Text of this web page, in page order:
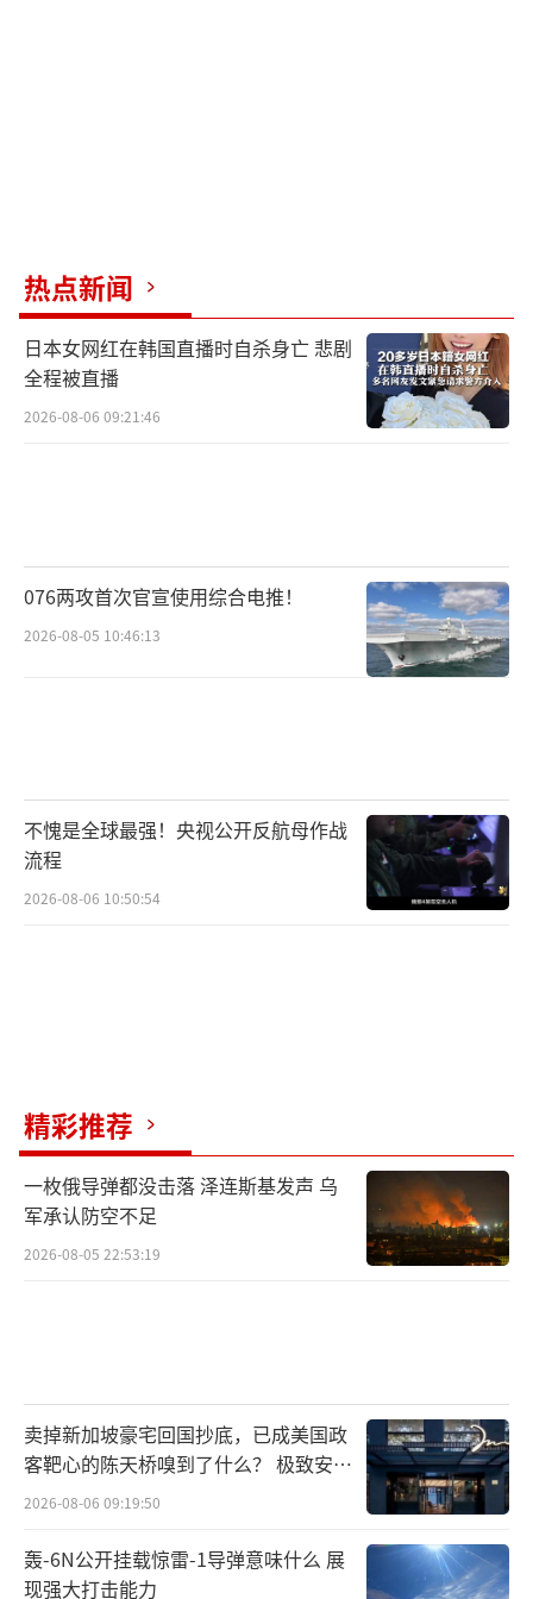
热点新闻
日本女网红在韩国直播时自杀身亡 悲剧
全程被直播
2026-08-06 09:21:46
076两攻首次官宣使用综合电推！
2026-08-05 10:46:13
不愧是全球最强！央视公开反航母作战
流程
2026-08-06 10:50:54
精彩推荐
一枚俄导弹都没击落 泽连斯基发声 乌
军承认防空不足
2026-08-05 22:53:19
卖掉新加坡豪宅回国抄底，已成美国政
客靶心的陈天桥嗅到了什么？ 极致安全
的追寻
2026-08-06 09:19:50
轰-6N公开挂载惊雷-1导弹意味什么 展
现强大打击能力